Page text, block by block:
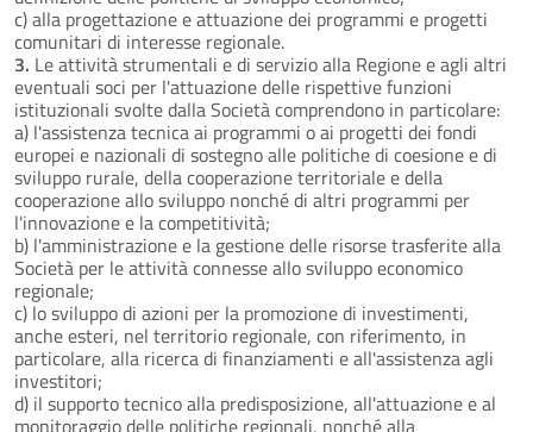
c) alla progettazione e attuazione dei programmi e progetti
comunitari di interesse regionale.
3. Le attività strumentali e di servizio alla Regione e agli altri
eventuali soci per l'attuazione delle rispettive funzioni
istituzionali svolte dalla Società comprendono in particolare:
a) l'assistenza tecnica ai programmi o ai progetti dei fondi
europei e nazionali di sostegno alle politiche di coesione e di
sviluppo rurale, della cooperazione territoriale e della
cooperazione allo sviluppo nonché di altri programmi per
l'innovazione e la competitività;
b) l'amministrazione e la gestione delle risorse trasferite alla
Società per le attività connesse allo sviluppo economico
regionale;
c) lo sviluppo di azioni per la promozione di investimenti,
anche esteri, nel territorio regionale, con riferimento, in
particolare, alla ricerca di finanziamenti e all'assistenza agli
investitori;
d) il supporto tecnico alla predisposizione, all'attuazione e al
monitoraggio delle politiche regionali, nonché alla